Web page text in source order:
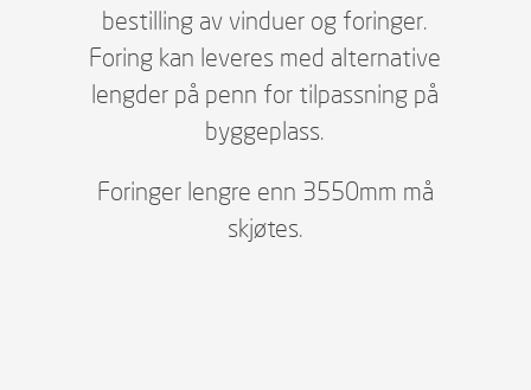
bestilling av vinduer og foringer.
Foring kan leveres med alternative
lengder på penn for tilpassning på
byggeplass.
Foringer lengre enn 3550mm må
skjøtes.